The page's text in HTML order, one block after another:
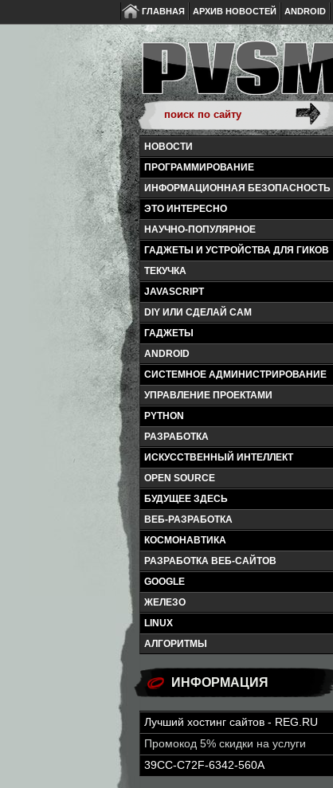
ГЛАВНАЯ АРХИВ НОВОСТЕЙ ANDROID
НОВОСТИ
ПРОГРАММИРОВАНИЕ
ИНФОРМАЦИОННАЯ БЕЗОПАСНОСТЬ
ЭТО ИНТЕРЕСНО
НАУЧНО-ПОПУЛЯРНОЕ
ГАДЖЕТЫ И УСТРОЙСТВА ДЛЯ ГИКОВ
ТЕКУЧКА
JAVASCRIPT
DIY ИЛИ СДЕЛАЙ САМ
ГАДЖЕТЫ
ANDROID
СИСТЕМНОЕ АДМИНИСТРИРОВАНИЕ
УПРАВЛЕНИЕ ПРОЕКТАМИ
PYTHON
РАЗРАБОТКА
ИСКУССТВЕННЫЙ ИНТЕЛЛЕКТ
OPEN SOURCE
БУДУЩЕЕ ЗДЕСЬ
ВЕБ-РАЗРАБОТКА
КОСМОНАВТИКА
РАЗРАБОТКА ВЕБ-САЙТОВ
GOOGLE
ЖЕЛЕЗО
LINUX
АЛГОРИТМЫ
ИНФОРМАЦИЯ
Лучший хостинг сайтов - REG.RU
Промокод 5% скидки на услуги
39CC-C72F-6342-560A